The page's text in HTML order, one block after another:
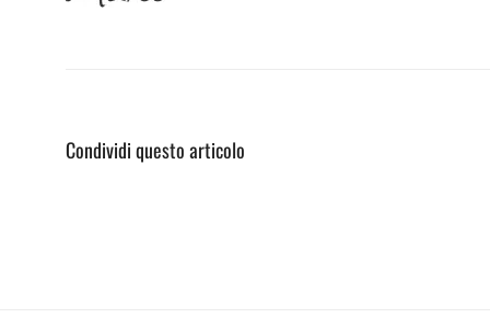
Condividi questo articolo